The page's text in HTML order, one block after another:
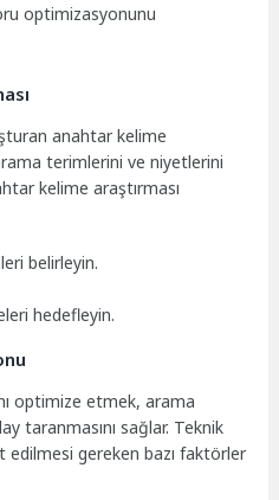
optimizasyonunu
anahtar kelime
terimlerini ve niyetlerini
kelime araştırması
belirleyin.
hedefleyin.
optimize etmek, arama
taranmasını sağlar. Teknik
edilmesi gereken bazı faktörler